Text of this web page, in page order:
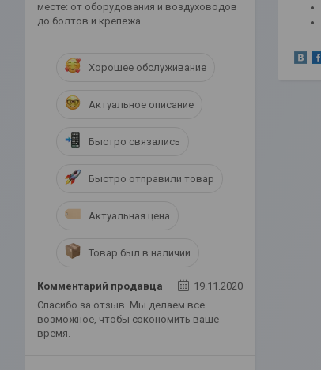
месте: от оборудования и воздуховодов
до болтов и крепежа
Хорошее обслуживание
Актуальное описание
Быстро связались
Быстро отправили товар
Актуальная цена
Товар был в наличии
Комментарий продавца
19.11.2020
Спасибо за отзыв. Мы делаем все
возможное, чтобы сэкономить ваше
время.